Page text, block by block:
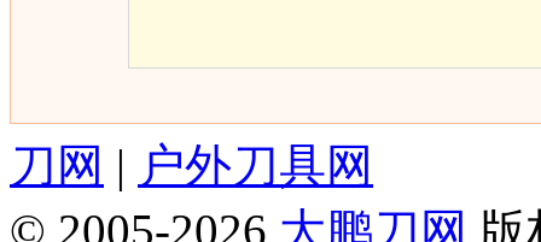
刀网 | 户外刀具网
© 2005-2026 大鹏刀网 版